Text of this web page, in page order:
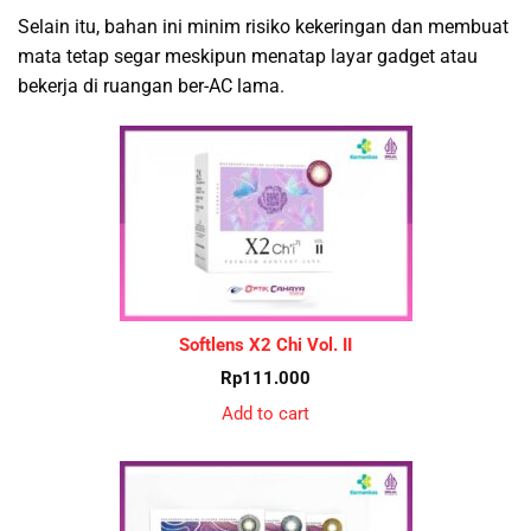
Selain itu, bahan ini minim risiko kekeringan dan membuat
mata tetap segar meskipun menatap layar gadget atau
bekerja di ruangan ber-AC lama.
Softlens X2 Chi Vol. II
Rp111.000
Add to cart